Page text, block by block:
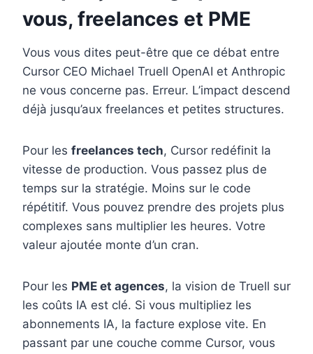
vous, freelances et PME
Vous vous dites peut-être que ce débat entre
Cursor CEO Michael Truell OpenAI et Anthropic
ne vous concerne pas. Erreur. L’impact descend
déjà jusqu’aux freelances et petites structures.
Pour les freelances tech, Cursor redéfinit la
vitesse de production. Vous passez plus de
temps sur la stratégie. Moins sur le code
répétitif. Vous pouvez prendre des projets plus
complexes sans multiplier les heures. Votre
valeur ajoutée monte d’un cran.
Pour les PME et agences, la vision de Truell sur
les coûts IA est clé. Si vous multipliez les
abonnements IA, la facture explose vite. En
passant par une couche comme Cursor, vous